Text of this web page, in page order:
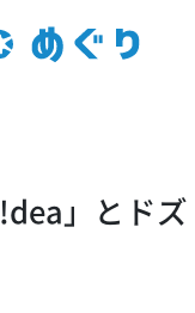
」とドズ